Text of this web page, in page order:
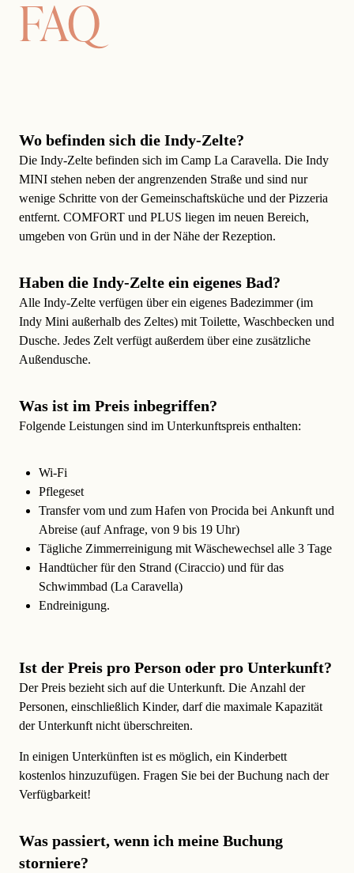
FAQ
Wo befinden sich die Indy-Zelte?
Die Indy-Zelte befinden sich im Camp La Caravella. Die Indy
MINI stehen neben der angrenzenden Straße und sind nur
wenige Schritte von der Gemeinschaftsküche und der Pizzeria
entfernt. COMFORT und PLUS liegen im neuen Bereich,
umgeben von Grün und in der Nähe der Rezeption.
Haben die Indy-Zelte ein eigenes Bad?
Alle Indy-Zelte verfügen über ein eigenes Badezimmer (im
Indy Mini außerhalb des Zeltes) mit Toilette, Waschbecken und
Dusche. Jedes Zelt verfügt außerdem über eine zusätzliche
Außendusche.
Was ist im Preis inbegriffen?
Folgende Leistungen sind im Unterkunftspreis enthalten:
Wi-Fi
Pflegeset
Transfervom und zum Hafen von Procida bei Ankunft und
Abreise (auf Anfrage, von 9 bis 19 Uhr)
Tägliche Zimmerreinigung mit Wäschewechsel alle 3 Tage
Handtücher für den Strand (Ciraccio) und für das
Schwimmbad (La Caravella)
Endreinigung.
Ist der Preis pro Person oder pro Unterkunft?
Der Preis bezieht sich auf die Unterkunft. Die Anzahl der
Personen, einschließlich Kinder, darf die maximale Kapazität
der Unterkunft nicht überschreiten.
In einigen Unterkünften ist es möglich, ein Kinderbett
kostenlos hinzuzufügen. Fragen Sie bei der Buchung nach der
Verfügbarkeit!
Was passiert, wenn ich meine Buchung
storniere?